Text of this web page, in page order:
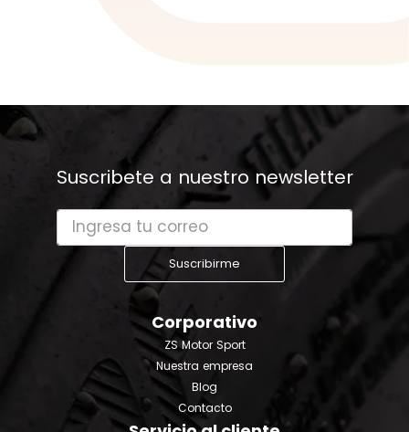
Suscribete a nuestro newsletter
Suscribirme
Corporativo
ZS Motor Sport
Nuestra empresa
Blog
Contacto